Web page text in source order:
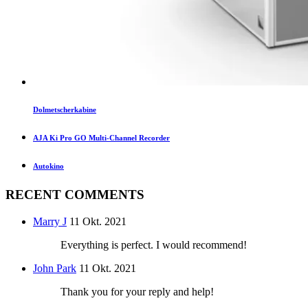
Dolmetscherkabine
AJA Ki Pro GO Multi-Channel Recorder
Autokino
RECENT COMMENTS
Marry J 11 Okt. 2021
Everything is perfect. I would recommend!
John Park 11 Okt. 2021
Thank you for your reply and help!